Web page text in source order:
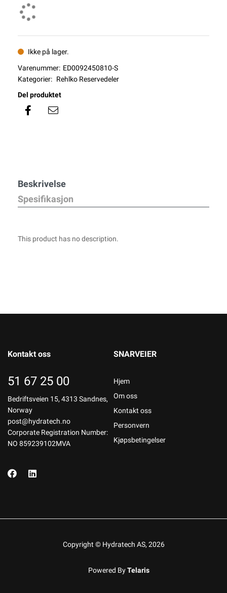
Ikke på lager.
Varenummer: ED0092450810-S
Kategorier: Rehlko Reservedeler
Del produktet
Beskrivelse
Spesifikasjon
This product has no description.
Kontakt oss
51 67 25 00
Bedriftsveien 15, 4313 Sandnes,
Norway
post@hydratech.no
Corporate Registration Number:
NO 859239102MVA
SNARVEIER
Hjem
Om oss
Kontakt oss
Personvern
Kjøpsbetingelser
Copyright © Hydratech AS, 2026
Powered ByTelaris